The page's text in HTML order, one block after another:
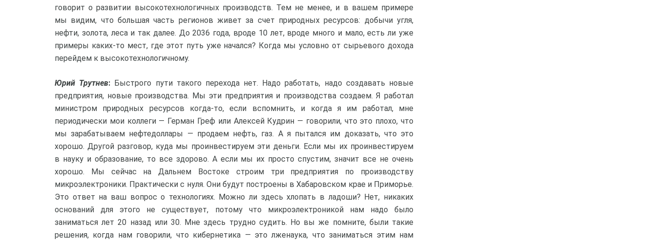
говорит о развитии высокотехнологичных производств. Тем не менее, и в вашем примере
мы видим, что большая часть регионов живет за счет природных ресурсов: добычи угля,
нефти, золота, леса и так далее. До 2036 года, вроде 10 лет, вроде много и мало, есть ли уже
примеры каких-то мест, где этот путь уже начался? Когда мы условно от сырьевого дохода
перейдем к высокотехнологичному.
Юрий Трутнев: Быстрого пути такого перехода нет. Надо работать, надо создавать новые
предприятия, новые производства. Мы эти предприятия и производства создаем. Я работал
министром природных ресурсов когда-то, если вспомнить, и когда я им работал, мне
периодически мои коллеги — Герман Греф или Алексей Кудрин — говорили, что это плохо, что
мы зарабатываем нефтедоллары — продаем нефть, газ. А я пытался им доказать, что это
хорошо. Другой разговор, куда мы проинвестируем эти деньги. Если мы их проинвестируем
в науку и образование, то все здорово. А если мы их просто спустим, значит все не очень
хорошо. Мы сейчас на Дальнем Востоке строим три предприятия по производству
микроэлектроники. Практически с нуля. Они будут построены в Хабаровском крае и Приморье.
Это ответ на ваш вопрос о технологиях. Можно ли здесь хлопать в ладоши? Нет, никаких
оснований для этого не существует, потому что микроэлектроникой нам надо было
заниматься лет 20 назад или 30. Мне здесь трудно судить. Но вы же помните, были такие
решения, когда нам говорили, что кибернетика — это лженаука, что заниматься этим нам